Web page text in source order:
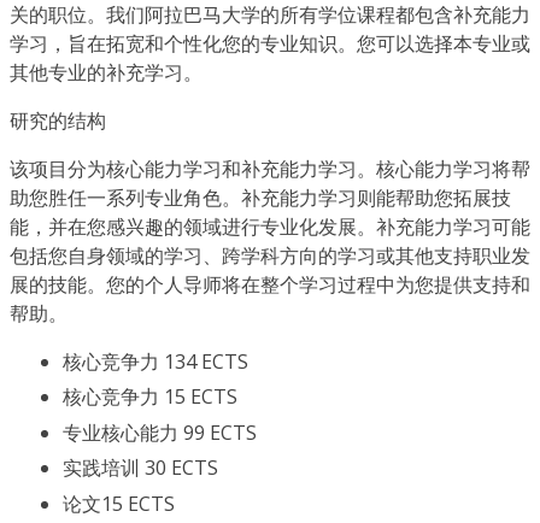
关的职位。我们阿拉巴马大学的所有学位课程都包含补充能力
学习，旨在拓宽和个性化您的专业知识。您可以选择本专业或
其他专业的补充学习。
研究的结构
该项目分为核心能力学习和补充能力学习。核心能力学习将帮
助您胜任一系列专业角色。补充能力学习则能帮助您拓展技
能，并在您感兴趣的领域进行专业化发展。补充能力学习可能
包括您自身领域的学习、跨学科方向的学习或其他支持职业发
展的技能。您的个人导师将在整个学习过程中为您提供支持和
帮助。
核心竞争力 134 ECTS
核心竞争力 15 ECTS
专业核心能力 99 ECTS
实践培训 30 ECTS
论文15 ECTS